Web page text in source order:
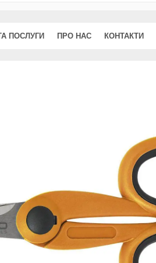
ПОСЛУГИ ПРО НАС КОНТАКТИ